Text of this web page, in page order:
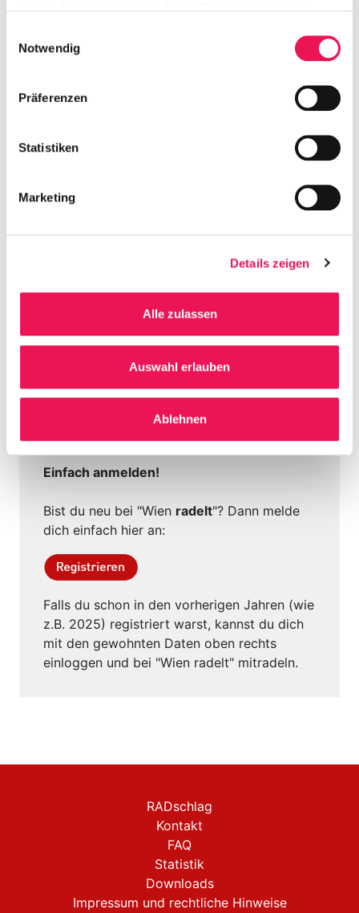
eines Angemessenheitsbeschlusses nach Art 45 DSGVO
übermitteln, so gilt Ihre Einwilligung auch hierfür. Es
besteht das Risiko, dass Ihre derart übermittelten Daten
Kontroll- und Überwachungszwecken unterliegen und
dagegen keine wirksamen Rechtsbehelfe zur Verfügung
Notwendig
Präferenzen
Statistiken
Marketing
Details zeigen
Alle zulassen
Auswahl erlauben
Ablehnen
Persönliche Ziele erreichen
Viele Gewinnmöglichkeiten
Von 20. März bis 30. September gibt es wieder viele
Mehr zu den Preisen und Aktionen
Pedale. Worauf wartest du? Jede Radfahrt zählt!
Einfach anmelden!
Bist du neu bei "Wien radelt"? Dann melde
dich einfach hier an:
Falls du schon in den vorherigen Jahren (wie
z.B. 2025) registriert warst, kannst du dich
mit den gewohnten Daten oben rechts
einloggen und bei "Wien radelt" mitradeln.
RADschlag
Kontakt
FAQ
Statistik
Downloads
Impressum und rechtliche Hinweise